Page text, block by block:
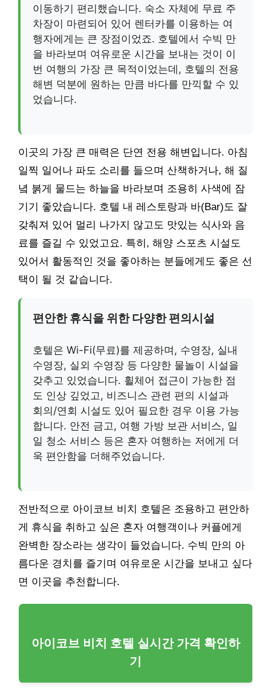
이동하기 편리했습니다. 숙소 자체에 무료 주
차장이 마련되어 있어 렌터카를 이용하는 여
행자에게는 큰 장점이었죠. 호텔에서 수빅 만
을 바라보며 여유로운 시간을 보내는 것이 이
번 여행의 가장 큰 목적이었는데, 호텔의 전용
해변 덕분에 원하는 만큼 바다를 만끽할 수 있
었습니다.
이곳의 가장 큰 매력은 단연 전용 해변입니다. 아침
일찍 일어나 파도 소리를 들으며 산책하거나, 해 질
녘 붉게 물드는 하늘을 바라보며 조용히 사색에 잠
기기 좋았습니다. 호텔 내 레스토랑과 바(Bar)도 잘
갖춰져 있어 멀리 나가지 않고도 맛있는 식사와 음
료를 즐길 수 있었고요. 특히, 해양 스포츠 시설도
있어서 활동적인 것을 좋아하는 분들에게도 좋은 선
택이 될 것 같습니다.
편안한 휴식을 위한 다양한 편의시설
호텔은 Wi-Fi(무료)를 제공하며, 수영장, 실내
수영장, 실외 수영장 등 다양한 물놀이 시설을
갖추고 있었습니다. 휠체어 접근이 가능한 점
도 인상 깊었고, 비즈니스 관련 편의 시설과
회의/연회 시설도 있어 필요한 경우 이용 가능
합니다. 안전 금고, 여행 가방 보관 서비스, 일
일 청소 서비스 등은 혼자 여행하는 저에게 더
욱 편안함을 더해주었습니다.
전반적으로 아이코브 비치 호텔은 조용하고 편안하
게 휴식을 취하고 싶은 혼자 여행객이나 커플에게
완벽한 장소라는 생각이 들었습니다. 수빅 만의 아
름다운 경치를 즐기며 여유로운 시간을 보내고 싶다
면 이곳을 추천합니다.
아이코브 비치 호텔 실시간 가격 확인하
기